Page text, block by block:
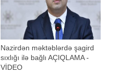
Nazirdən məktəblərdə şagird
sıxlığı ilə bağlı AÇIQLAMA -
VİDEO